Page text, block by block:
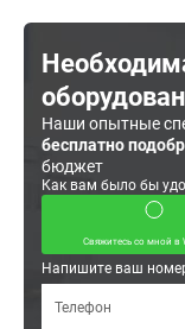
Наши опытные
бесплатно
бюджет
Как вам было бы
Свяжитесь со мной в
Напишите ваш